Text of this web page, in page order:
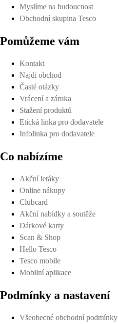
Myslíme na budoucnost
Obchodní skupina Tesco
Pomůžeme vám
Kontakt
Najdi obchod
Časté otázky
Vrácení a záruka
Stažení produktů
Etická linka pro dodavatele
Infolinka pro dodavatele
Co nabízíme
Akční letáky
Online nákupy
Clubcard
Akční nabídky a soutěže
Dárkové karty
Scan & Shop
Hello Tesco
Tesco mobile
Mobilní aplikace
Podmínky a nastavení
Všeobecné obchodní podmínky